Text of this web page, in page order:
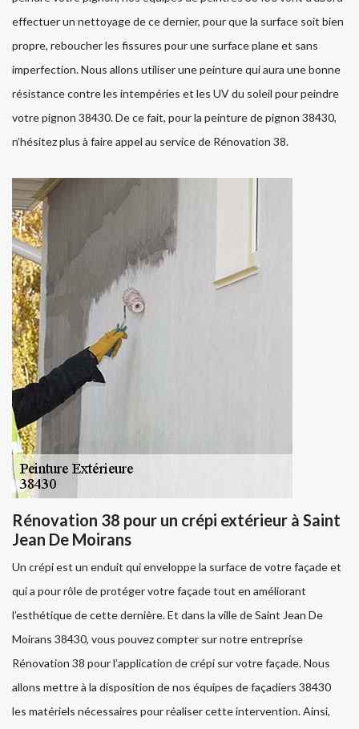
effectuer un nettoyage de ce dernier, pour que la surface soit bien
propre, reboucher les fissures pour une surface plane et sans
imperfection. Nous allons utiliser une peinture qui aura une bonne
résistance contre les intempéries et les UV du soleil pour peindre
votre pignon 38430. De ce fait, pour la peinture de pignon 38430,
n’hésitez plus à faire appel au service de Rénovation 38.
Rénovation 38 pour un crépi extérieur à Saint
Jean De Moirans
Un crépi est un enduit qui enveloppe la surface de votre façade et
qui a pour rôle de protéger votre façade tout en améliorant
l’esthétique de cette dernière. Et dans la ville de Saint Jean De
Moirans 38430, vous pouvez compter sur notre entreprise
Rénovation 38 pour l’application de crépi sur votre façade. Nous
allons mettre à la disposition de nos équipes de façadiers 38430
les matériels nécessaires pour réaliser cette intervention. Ainsi,